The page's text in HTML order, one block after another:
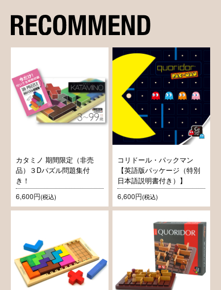
カタミノ 期間限定（非売
品）３Dパズル問題集付
き！
6,600円(税込)
コリドール・パックマン
【英語版パッケージ（特別
日本語説明書付き）】
6,600円(税込)